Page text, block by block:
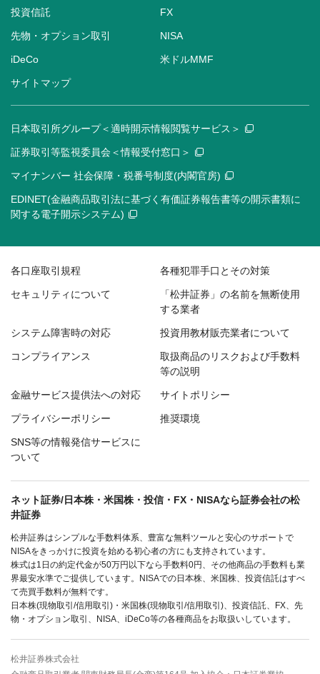
投資信託 FX
先物・オプション取引 NISA
iDeCo 米ドルMMF
サイトマップ
日本取引所グループ＜適時開示情報閲覧サービス＞
証券取引等監視委員会＜情報受付窓口＞
マイナンバー 社会保障・税番号制度(内閣官房)
EDINET(金融商品取引法に基づく有価証券報告書等の開示書類に
関する電子開示システム)
各口座取引規程 各種犯罪手口とその対策
セキュリティについて
「松井証券」の名前を無断使用
する業者
システム障害時の対応 投資用教材販売業者について
コンプライアンス
取扱商品のリスクおよび手数料
等の説明
金融サービス提供法への対応 サイトポリシー
プライバシーポリシー 推奨環境
SNS等の情報発信サービスに
ついて
ネット証券/日本株・米国株・投信・FX・NISAなら証券会社の松
井証券
松井証券はシンプルな手数料体系、豊富な無料ツールと安心のサポートで
NISAをきっかけに投資を始める初心者の方にも支持されています。
株式は1日の約定代金が50万円以下なら手数料0円、その他商品の手数料も業
界最安水準でご提供しています。NISAでの日本株、米国株、投資信託はすべ
て売買手数料が無料です。
日本株(現物取引/信用取引)・米国株(現物取引/信用取引)、投資信託、FX、先
物・オプション取引、NISA、iDeCo等の各種商品をお取扱いしています。
松井証券株式会社